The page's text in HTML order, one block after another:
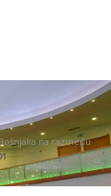
na razmeđu